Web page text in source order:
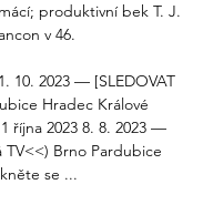
produktivní bek T. J.
v 46.
10. 2023 — [SLEDOVAT
Hradec Králové
října 2023 8. 8. 2023 —
TV<<) Brno Pardubice
se ...